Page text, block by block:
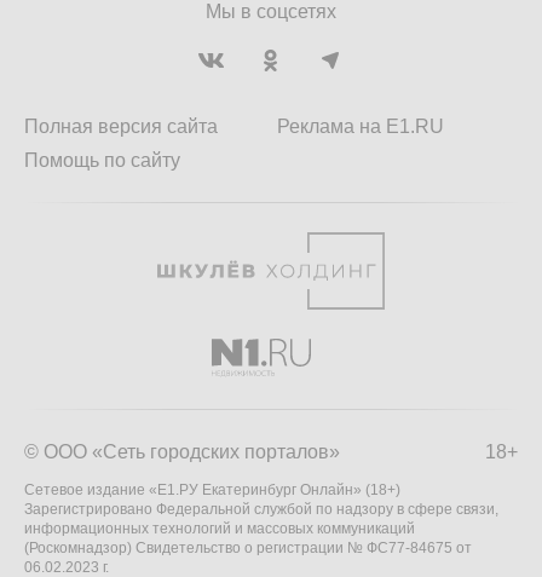
Мы в соцсетях
Полная версия сайта
Помощь по сайту
Реклама на E1.RU
18+
© ООО «Сеть городских порталов»
Сетевое издание «Е1.РУ Екатеринбург Онлайн» (18+)
Зарегистрировано Федеральной службой по надзору в сфере связи,
информационных технологий и массовых коммуникаций
(Роскомнадзор) Свидетельство о регистрации № ФС77-84675 от
06.02.2023 г.